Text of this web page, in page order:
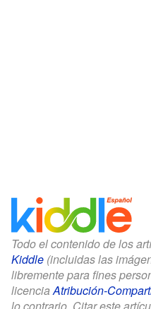
Todo el contenido de los
Kiddle (incluidas las
libremente para fines
licenciaAtribución-